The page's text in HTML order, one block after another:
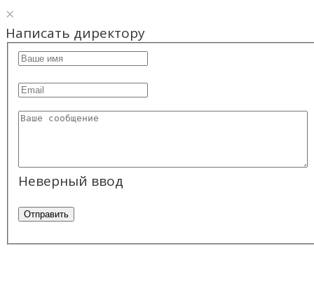
×
Написать директору
Неверный ввод
Отправить